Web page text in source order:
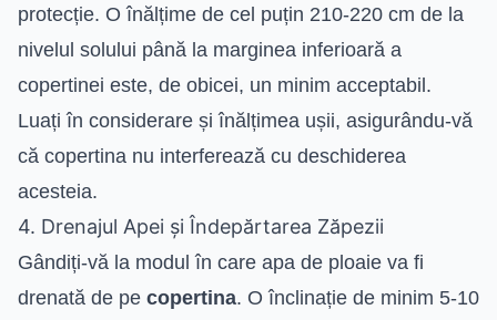
protecție. O înălțime de cel puțin 210-220 cm de la
nivelul solului până la marginea inferioară a
copertinei este, de obicei, un minim acceptabil.
Luați în considerare și înălțimea ușii, asigurându-vă
că copertina nu interferează cu deschiderea
acesteia.
4. Drenajul Apei și Îndepărtarea Zăpezii
Gândiți-vă la modul în care apa de ploaie va fi
drenată de pe copertina. O înclinație de minim 5-10